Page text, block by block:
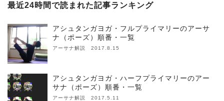
最近24時間で読まれた記事ランキング
アシュタンガヨガ・フルプライマリーのアーサ
ナ（ポーズ）順番・一覧
アーサナ解説 2017.8.15
アシュタンガヨガ・ハーフプライマリーのアー
サナ（ポーズ）順番・一覧
アーサナ解説 2017.5.11